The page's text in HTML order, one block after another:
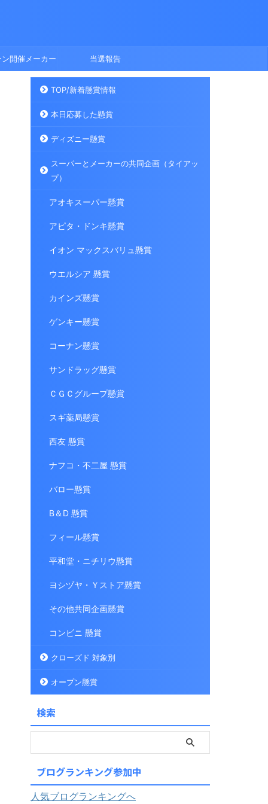
開催メーカー 当選報告
TOP/新着懸賞情報
本日応募した懸賞
ディズニー懸賞
スーパーとメーカーの共同企画（タイアッ
プ）
アオキスーパー懸賞
アピタ・ドンキ懸賞
イオン マックスバリュ懸賞
ウエルシア 懸賞
カインズ懸賞
ゲンキー懸賞
コーナン懸賞
サンドラッグ懸賞
ＣＧＣグループ懸賞
スギ薬局懸賞
西友 懸賞
ナフコ・不二屋 懸賞
バロー懸賞
B＆D 懸賞
フィール懸賞
平和堂・ニチリウ懸賞
ヨシヅヤ・Ｙストア懸賞
その他共同企画懸賞
コンビニ 懸賞
クローズド 対象別
オープン懸賞
検索
ブログランキング参加中
人気ブログランキングへ